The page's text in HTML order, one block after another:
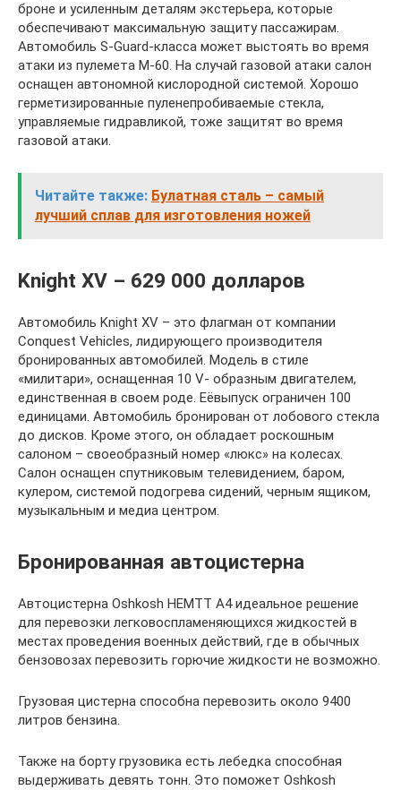
броне и усиленным деталям экстерьера, которые
обеспечивают максимальную защиту пассажирам.
Автомобиль S-Guard-класса может выстоять во время
атаки из пулемета М-60. На случай газовой атаки салон
оснащен автономной кислородной системой. Хорошо
герметизированные пуленепробиваемые стекла,
управляемые гидравликой, тоже защитят во время
газовой атаки.
Читайте также: Булатная сталь – самый
лучший сплав для изготовления ножей
Knight XV – 629 000 долларов
Автомобиль Knight XV – это флагман от компании
Conquest Vehicles, лидирующего производителя
бронированных автомобилей. Модель в стиле
«милитари», оснащенная 10 V- образным двигателем,
единственная в своем роде. Еёвыпуск ограничен 100
единицами. Автомобиль бронирован от лобового стекла
до дисков. Кроме этого, он обладает роскошным
салоном – своеобразный номер «люкс» на колесах.
Салон оснащен спутниковым телевидением, баром,
кулером, системой подогрева сидений, черным ящиком,
музыкальным и медиа центром.
Бронированная автоцистерна
Автоцистерна Oshkosh HEMTT A4 идеальное решение
для перевозки легковоспламеняющихся жидкостей в
местах проведения военных действий, где в обычных
бензовозах перевозить горючие жидкости не возможно.
Грузовая цистерна способна перевозить около 9400
литров бензина.
Также на борту грузовика есть лебедка способная
выдерживать девять тонн. Это поможет Oshkosh